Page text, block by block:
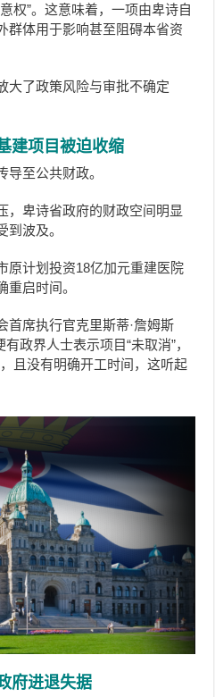
权”。这意味着，一项由卑诗自
群体用于影响甚至阻碍本省资
大了政策风险与审批不确定
建项目被迫收缩
导至公共财政。
，卑诗省政府的财政空间明显
到波及。
原计划投资18亿加元重建医院
重启时间。
首席执行官克里斯蒂·詹姆斯
政界人士表示项目“未取消”，
且没有明确开工时间，这听起
府进退失据